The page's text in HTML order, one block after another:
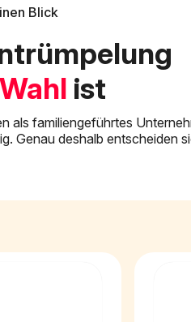
Blick
ist
als familiengeführtes
Genau deshalb entscheiden